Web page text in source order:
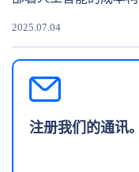
2025.07.04
注册我们的通讯。